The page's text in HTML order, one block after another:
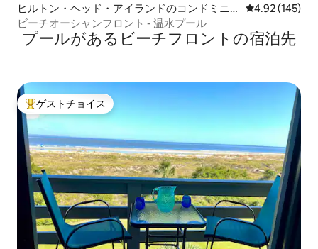
ヒルトン・ヘッド・アイランドのコンドミニ
アム
レビュー145
4.92 (145)
ビーチオーシャンフロント - 温水プール
プールがあるビーチフロントの宿泊先
大好評のゲストチョイスです。
ゲストチョイス